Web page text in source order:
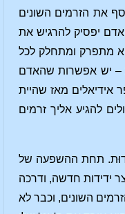
את הזרמים השונים
יפסיק להרגיש את
מתפרק ומתחלק לכל
– יש אפשרות שהאדם
אידיאלים מאז שהיית
להגיע אליך זרמים
תחת ההשפעה של
ידידות חדשה, ודרכה
השונים, וכבר לא